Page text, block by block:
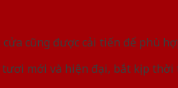
cũng được cải tiến để phù
tươi mới và hiện đại, bắt kịp